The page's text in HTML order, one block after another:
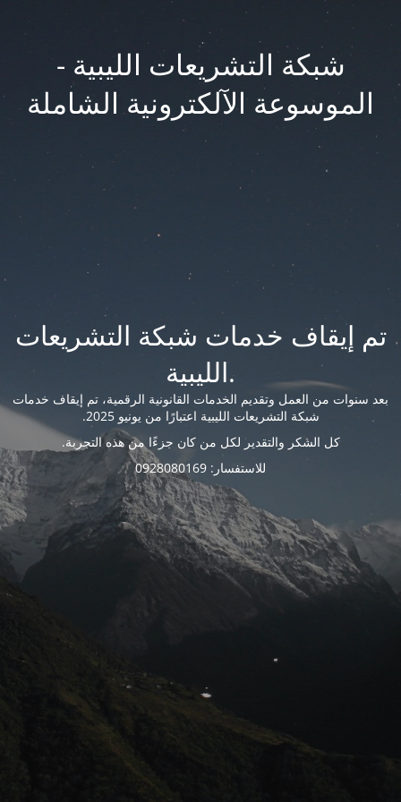
شبكة التشريعات الليبية -
الموسوعة الآلكترونية الشاملة
تم إيقاف خدمات شبكة التشريعات
الليبية.
بعد سنوات من العمل وتقديم الخدمات القانونية الرقمية، تم إيقاف خدمات
شبكة التشريعات الليبية اعتبارًا من يونيو 2025.
كل الشكر والتقدير لكل من كان جزءًا من هذه التجربة.
للاستفسار: 0928080169